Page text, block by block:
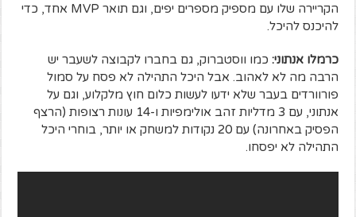
הקריירה שלו עם מספיק מספרים יפים, וגם תואר MVP אחד, כדי
להיכנס להיכל.
כרמלו אנתוני: כמו ווסטברוק, גם בחברו לקבוצה לשעבר יש
הרבה מה לא לאהוב. אבל היכל התהילה לא פסח על סמול
פורוורדים בעבר שלא ידעו לעשות כלום חוץ מלקלוע, וגם על
אנתוני, עם 3 מדליות זהב אולימפיות ו-14 עונות רצופות (הרצף
הפסיק באחרונה) עם 20 נקודות למשחק או יותר, בוחרי היכל
התהילה לא יפסחו.